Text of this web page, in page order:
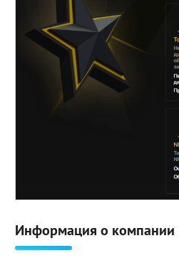
Информация о компании